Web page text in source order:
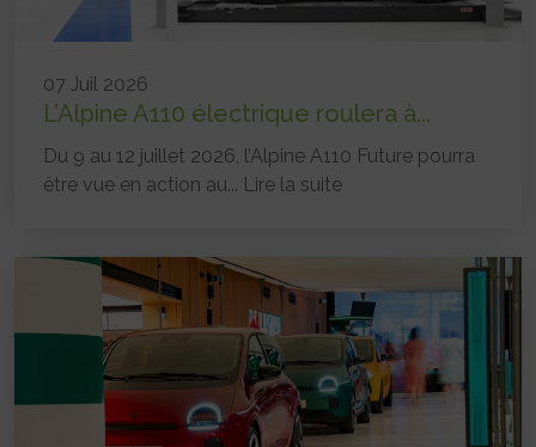
07 Juil 2026
L’Alpine A110 électrique roulera à...
Du 9 au 12 juillet 2026, l’Alpine A110 Future pourra
être vue en action au... Lire la suite